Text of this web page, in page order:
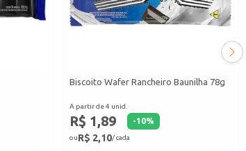
Biscoito Wafer Rancheiro Baunilha 78g
A partir de 4 unid.
R$ 1,89 -10%
ouR$ 2,10/ cada